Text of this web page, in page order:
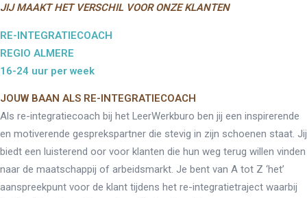
JIJ MAAKT HET VERSCHIL VOOR ONZE KLANTEN
RE-INTEGRATIECOACH
REGIO ALMERE
16-24 uur per week
JOUW BAAN ALS RE-INTEGRATIECOACH
Als re-integratiecoach bij het LeerWerkburo ben jij een inspirerende
en motiverende gesprekspartner die stevig in zijn schoenen staat. Jij
biedt een luisterend oor voor klanten die hun weg terug willen vinden
naar de maatschappij of arbeidsmarkt. Je bent van A tot Z ‘het’
aanspreekpunt voor de klant tijdens het re-integratietraject waarbij